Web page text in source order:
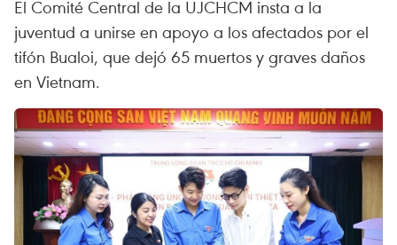
El Comité Central de la UJCHCM insta a la
juventud a unirse en apoyo a los afectados por el
tifón Bualoi, que dejó 65 muertos y graves daños
en Vietnam.